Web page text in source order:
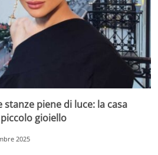
stanze piene di luce: la casa
gioiello
2025